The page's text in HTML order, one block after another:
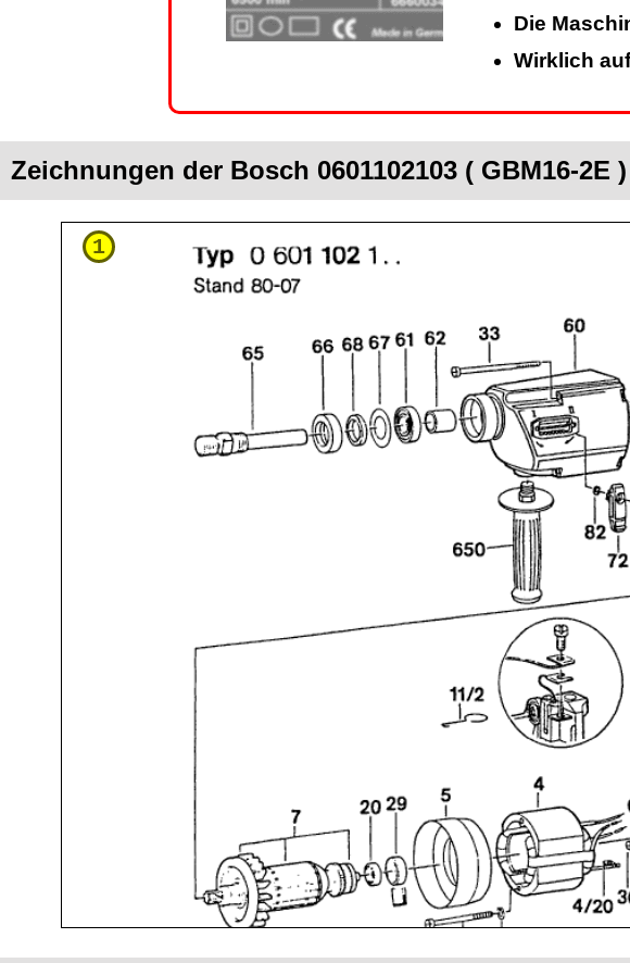
Die
Wirklich
Zeichnungen der Bosch 0601102103 ( GBM16-2E )
1